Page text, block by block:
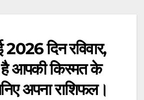
दिन रविवार,
आपकी किस्मत के
अपना राशिफल।